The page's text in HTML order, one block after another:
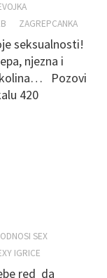
ZAGREPCANKA
seksualnosti!
njezna i
Pozovi
420
SEX
IGRICE
red da